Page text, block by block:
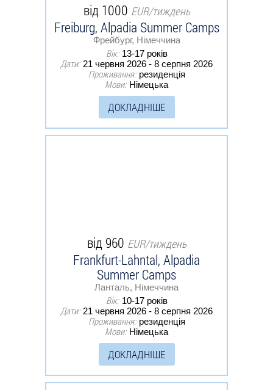
від 1000 EUR/тиждень
Freiburg, Alpadia Summer Camps
Фрейбург, Німеччина
Вік: 13-17 років
Дати: 21 червня 2026 - 8 серпня 2026
Проживання: резиденція
Мови: Німецька
ДОКЛАДНІШЕ
від 960 EUR/тиждень
Frankfurt-Lahntal, Alpadia
Summer Camps
Ланталь, Німеччина
Вік: 10-17 років
Дати: 21 червня 2026 - 8 серпня 2026
Проживання: резиденція
Мови: Німецька
ДОКЛАДНІШЕ